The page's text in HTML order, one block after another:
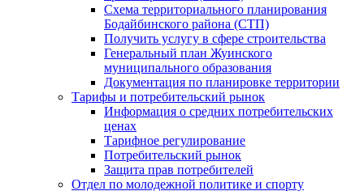
Схема территориального планирования
Бодайбинского района (СТП)
Получить услугу в сфере строительства
Генеральный план Жуинского
муниципального образования
Документация по планировке территории
Тарифы и потребительский рынок
Информация о средних потребительских
ценах
Тарифное регулирование
Потребительский рынок
Защита прав потребителей
Отдел по молодежной политике и спорту